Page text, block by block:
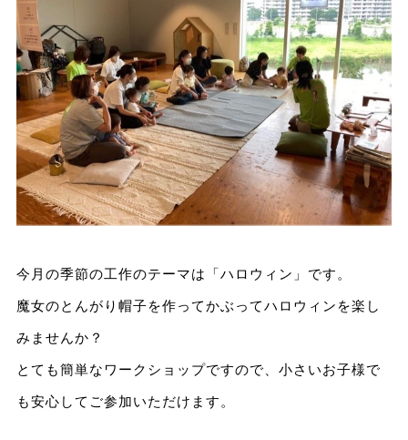
今月の季節の工作のテーマは「ハロウィン」です。
魔女のとんがり帽子を作ってかぶってハロウィンを楽し
みませんか？
とても簡単なワークショップですので、小さいお子様で
も安心してご参加いただけます。